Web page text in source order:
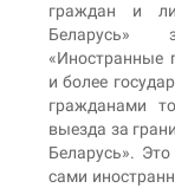
граждан и
Беларусь»
«Иностранные
и более
гражданами
выезда за
Беларусь».
сами